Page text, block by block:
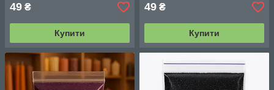
49 ₴
Купити
49 ₴
Купити